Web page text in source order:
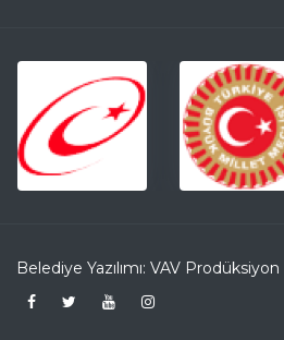
Belediye Yazılımı: VAV Prodüksiyon